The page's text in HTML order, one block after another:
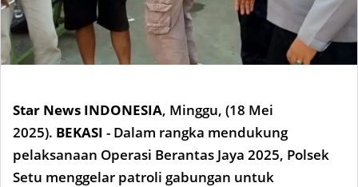
Star News INDONESIA, Minggu, (18 Mei
2025). BEKASI - Dalam rangka mendukung
pelaksanaan Operasi Berantas Jaya 2025, Polsek
Setu menggelar patroli gabungan untuk